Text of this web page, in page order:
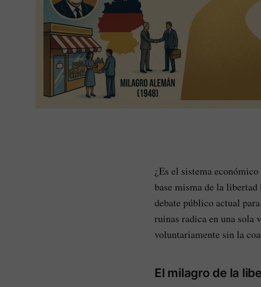
¿Es el sistema
base misma de la
debate público actual
ruinas radica en una sola
voluntariamente sin la
El milagro de la